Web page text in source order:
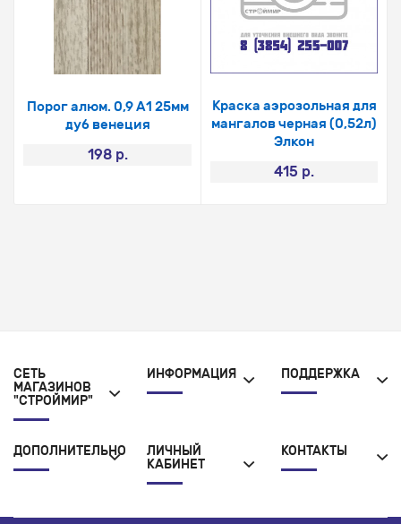
Порог алюм. 0,9 А1 25мм
дуб венеция
198 р.
Краска аэрозольная для
мангалов черная (0,52л)
Элкон
415 р.
СЕТЬ
МАГАЗИНОВ
"СТРОЙМИР"
ИНФОРМАЦИЯ ПОДДЕРЖКА
ДОПОЛНИТЕЛЬНО
ЛИЧНЫЙ
КАБИНЕТ
КОНТАКТЫ